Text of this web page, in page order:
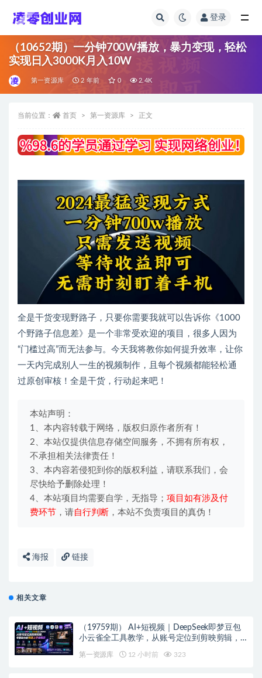
登录
（10652期）一分钟700W播放，暴力变现，轻松
实现日入3000K月入10W
第一资源库 2 年前 0 2.4K
当前位置： 首页 第一资源库 正文
全是干货变现野路子，只要你需要我就可以告诉你《1000
个野路子信息差》是一个非常受欢迎的项目，很多人因为
“门槛过高”而无法参与。今天我将教你如何提升效率，让你
一天内完成别人一生的视频制作，且每个视频都能轻松通
过原创审核！全是干货，行动起来吧！
本站声明：
1、本内容转载于网络，版权归原作者所有！
2、本站仅提供信息存储空间服务，不拥有所有权，
不承担相关法律责任！
3、本内容若侵犯到你的版权利益，请联系我们，会
尽快给予删除处理！
4、本站项目均需要自学，无指导； 项目如有涉及付
费环节 ，请自行判断 ，本站不负责项目的真伪！
海报 链接
相关文章
（19759期） AI+短视频｜DeepSeek即梦豆包
小云雀全工具教学，从账号定位到剪映剪辑，
第一资源库 12 小时前 323